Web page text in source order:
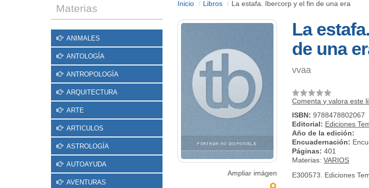
Materias
ANIMALES
ANTOLOGÍA
ANTROPOLOGÍA
ARQUITECTURA
ARTE
ARTICULOS
ASTROLOGÍA
AUTOAYUDA
AVENTURAS
Inicio Libros La estafa. Ibercorp y el fin de una era
Ampliar imágen
La
de una
vvaa
Comenta y valora este
ISBN:9788478802067
Editorial: Ediciones
Año de la edición:
Encuadernación:
Páginas:401
Materias:VARIOS
E300573. Ediciones